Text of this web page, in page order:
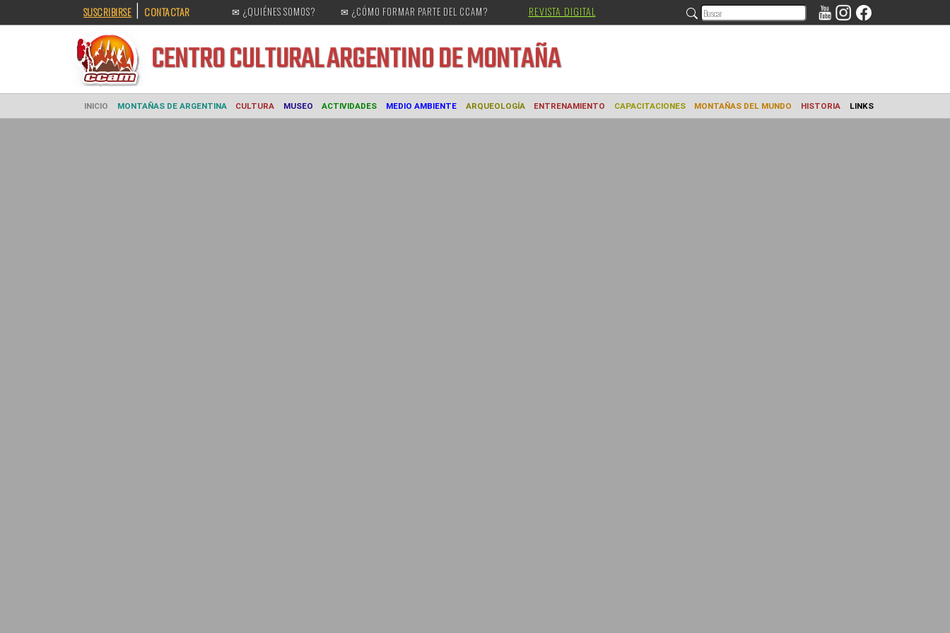
SUSCRIBIRSE | CONTACTAR ✉ ¿QUIÉNES SOMOS? ✉ ¿CÓMO FORMAR PARTE DEL CCAM? REVISTA DIGITAL
CENTRO CULTURALARGENTINO DE MONTAÑA
INICIO MONTAÑAS DE ARGENTINA CULTURA MUSEO ACTIVIDADES MEDIO AMBIENTE ARQUEOLOGÍA ENTRENAMIENTO CAPACITACIONES MONTAÑAS DEL MUNDO HISTORIA